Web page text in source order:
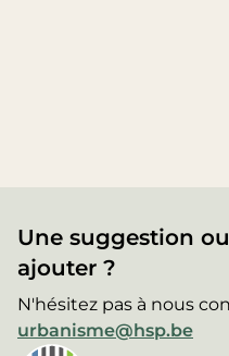
Une suggestion
ajouter ?
N'hésitez pas à nous
urbanisme@hsp.be